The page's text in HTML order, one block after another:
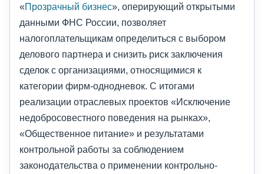
«Прозрачный бизнес», оперирующий открытыми
данными ФНС России, позволяет
налогоплательщикам определиться с выбором
делового партнера и снизить риск заключения
сделок с организациями, относящимися к
категории фирм-однодневок. С итогами
реализации отраслевых проектов «Исключение
недобросовестного поведения на рынках»,
«Общественное питание» и результатами
контрольной работы за соблюдением
законодательства о применении контрольно-